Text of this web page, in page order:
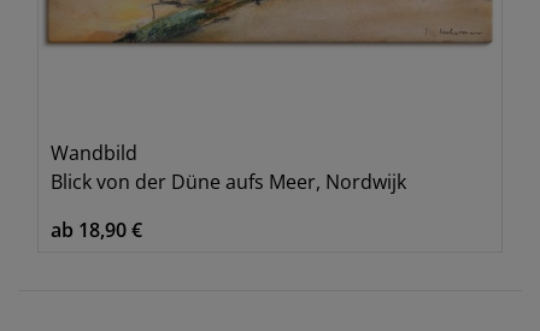
Wandbild
Blick von der Düne aufs Meer, Nordwijk
ab 18,90 €